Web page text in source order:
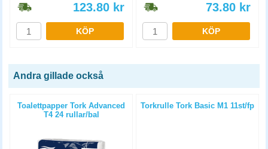
123.80 kr
KÖP
73.80 kr
KÖP
Andra gillade också
Toalettpapper Tork Advanced
T4 24 rullar/bal
Torkrulle Tork Basic M1 11st/fp